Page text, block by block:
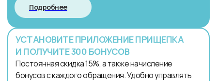
Подробнее
УСТАНОВИТЕ ПРИЛОЖЕНИЕ ПРИЩЕПКА
И ПОЛУЧИТЕ 300 БОНУСОВ
Постоянная скидка 15%, а также начисление
бонусов с каждого обращения. Удобно управлять